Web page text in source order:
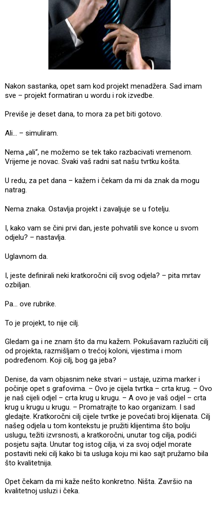
Nakon sastanka, opet sam kod projekt menadžera. Sad imam
sve – projekt formatiran u wordu i rok izvedbe.
Previše je deset dana, to mora za pet biti gotovo.
Ali... – simuliram.
Nema „ali“, ne možemo se tek tako razbacivati vremenom.
Vrijeme je novac. Svaki vaš radni sat našu tvrtku košta.
U redu, za pet dana – kažem i čekam da mi da znak da mogu
natrag.
Nema znaka. Ostavlja projekt i zavaljuje se u fotelju.
I, kako vam se čini prvi dan, jeste pohvatili sve konce u svom
odjelu? – nastavlja.
Uglavnom da.
I, jeste definirali neki kratkoročni cilj svog odjela? – pita mrtav
ozbiljan.
Pa... ove rubrike.
To je projekt, to nije cilj.
Gledam ga i ne znam što da mu kažem. Pokušavam razlučiti cilj
od projekta, razmišljam o trećoj koloni, vijestima i mom
podređenom. Koji cilj, bog ga jeba?
Denise, da vam objasnim neke stvari – ustaje, uzima marker i
počinje opet s grafovima. – Ovo je cijela tvrtka – crta krug. – Ovo
je naš cijeli odjel – crta krug u krugu. – A ovo je vaš odjel – crta
krug u krugu u krugu. – Promatrajte to kao organizam. I sad
gledajte. Kratkoročni cilj cijele tvrtke je povećati broj klijenata. Cilj
našeg odjela u tom kontekstu je pružiti klijentima što bolju
uslugu, težiti izvrsnosti, a kratkoročni, unutar tog cilja, podići
posjetu sajta. Unutar tog istog cilja, vi za svoj odjel morate
postaviti neki cilj kako bi ta usluga koju mi kao sajt pružamo bila
što kvalitetnija.
Opet čekam da mi kaže nešto konkretno. Ništa. Završio na
kvalitetnoj usluzi i čeka.